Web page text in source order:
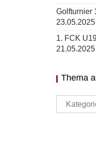
Golfturnier
23.05.2025
1. FCK
21.05.2025
Thema
Thema
auswählen